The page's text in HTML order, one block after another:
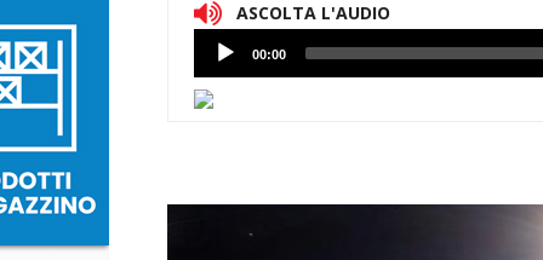
ASCOLTA L'AUDIO
Lettore
Audio
00:00